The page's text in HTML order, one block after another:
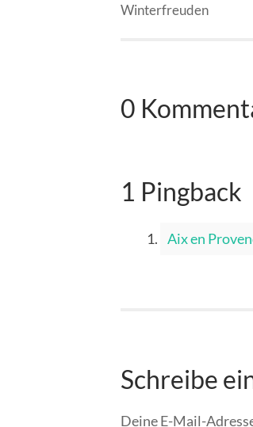
Winterfreuden
0
1 Pingback
Aix en
Schreibe
Deine E-Mail-